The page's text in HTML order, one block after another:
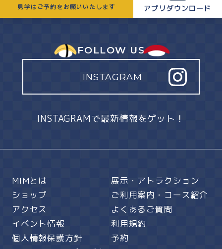
見学はご予約を お願いいたします アプリ ダウンロード
FOLLOW US
INSTAGRAM
INSTAGRAMで最新情報をゲット！
MIMとは
展示・アトラクション
ショップ
ご利用案内・コース紹介
アクセス
よくあるご質問
イベント情報
利用規約
個人情報保護方針
予約